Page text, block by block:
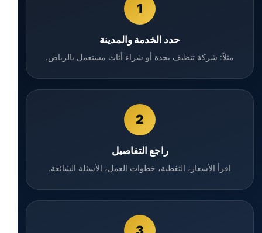
1
حدد الخدمة والمدينة
مثلاً: شركة تنظيف بجدة أو شراء أثاث مستعمل بالرياض.
2
راجع التفاصيل
اقرأ الأسعار، التغطية، خطوات العمل، الأسئلة الشائعة.
3